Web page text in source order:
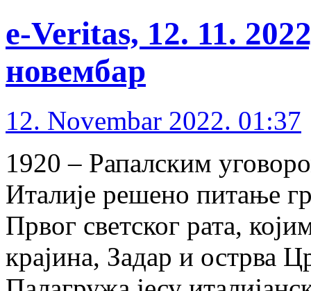
e-Veritas, 12. 11.
новембар
12. Novembar 2022. 01:37
1920 – Рапалским
Италије решено питање
Првог светског рата,
крајина, Задар и острва